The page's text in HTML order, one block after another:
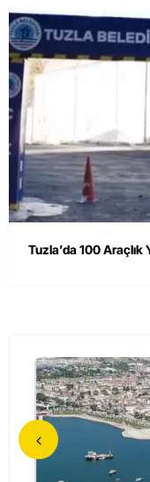
Tuzla’da 100 Araçlık